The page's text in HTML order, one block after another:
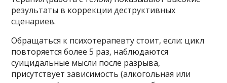
результаты в коррекции деструктивных
сценариев.
Обращаться к психотерапевту стоит, если: цикл
повторяется более 5 раз, наблюдаются
суицидальные мысли после разрыва,
присутствует зависимость (алкогольная или